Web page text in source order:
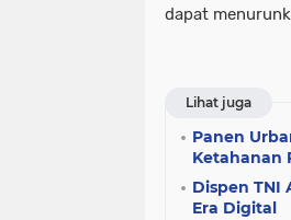
dapat
Lihat juga
Panen
Ketahanan
Dispen TNI
Era Digital